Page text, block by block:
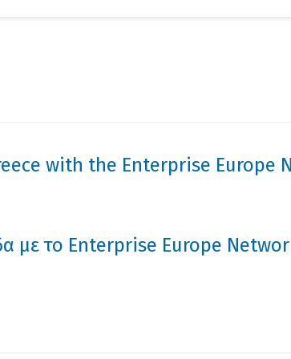
with the Enterprise Europe
με το Enterprise Europe